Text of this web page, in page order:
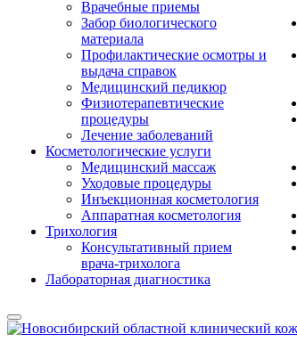
Врачебные приемы
Забор биологического
материала
Профилактические осмотры и
выдача справок
Медицинский педикюр
Физиотерапевтические
процедуры
Лечение заболеваний
Косметологические услуги
Медицинский массаж
Уходовые процедуры
Инъекционная косметология
Аппаратная косметология
Трихология
Консультативный прием
врача-трихолога
Лабораторная диагностика